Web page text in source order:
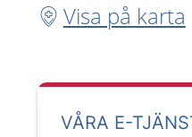
Visa på karta
VÅRA E-